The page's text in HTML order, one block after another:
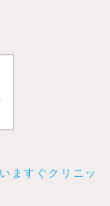
ますぐクリニッ